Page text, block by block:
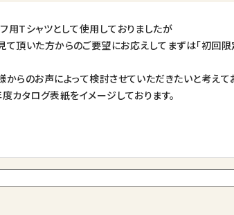
用Tシャツとして使用しておりましたが
頂いた方からのご要望にお応えしてまずは「初回限
らのお声によって検討させていただきたいと考えて
カタログ表紙をイメージしております。
紙
ねます。